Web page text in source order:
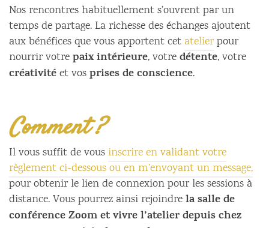
Nos rencontres habituellement s’ouvrent par un
temps de partage. La richesse des échanges ajoutent
aux bénéfices que vous apportent cetatelierpour
nourrir votrepaix intérieure, votredétente, votre
créativitéet vosprises de conscience.
Comment ?
Il vous suffit de vous inscrire en validant votre
règlement ci-dessous ou en m’envoyant un message,
pour obtenir le lien de connexion pour les sessions à
distance. Vous pourrez ainsi rejoindrela salle de
conférence Zoom et vivre l’atelier depuis chez